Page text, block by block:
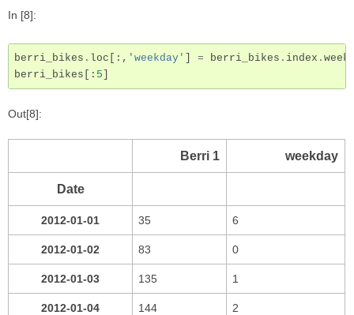
In [8]:
berri_bikes . loc [:, 'weekday' = berri_bikes . index .
berri_bikes [: 5
Out[8]:
Berri 1 weekday
Date
2012-01-01 35 6
2012-01-02 83 0
2012-01-03 135 1
2012-01-04 144 2